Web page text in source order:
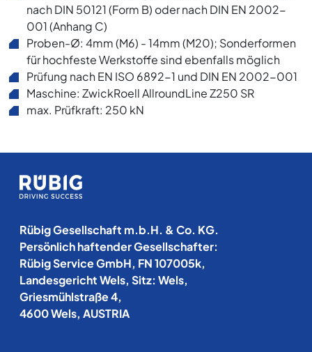
nach DIN 50121 (Form B) oder nach DIN EN 2002-
001 (Anhang C)
Proben-Ø: 4mm (M6) - 14mm (M20); Sonderformen
für hochfeste Werkstoffe sind ebenfalls möglich
Prüfung nach EN ISO 6892-1 und DIN EN 2002-001
Maschine: ZwickRoell AllroundLine Z250 SR
max. Prüfkraft: 250 kN
Rübig Gesellschaft m.b.H. & Co. KG.
Persönlich haftender Gesellschafter:
Rübig Service GmbH, FN 107005k,
Landesgericht Wels, Sitz: Wels,
Griesmühlstraße 4,
4600 Wels, AUSTRIA